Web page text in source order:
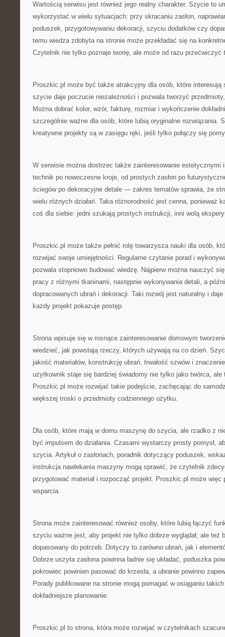
Wartością serwisu jest również jego realny charakter. Szycie to
wykorzystać w wielu sytuacjach: przy skracaniu zasłon,
poduszek, przygotowywaniu dekoracji, szyciu dodatków czy
temu wiedza zdobyta na stronie może przekładać się na
Czytelnik nie tylko poznaje teorię, ale może od razu przećwiczyć
Proszkic.pl może być także atrakcyjny dla osób, które interesują
szycie daje poczucie niezależności i pozwala tworzyć
Można dobrać kolor, wzór, fakturę, rozmiar i wykończenie
szczególnie ważne dla osób, które lubią oryginalne rozwiązania.
kreatywne projekty są w zasięgu ręki, jeśli tylko połączy się
W serwisie można dostrzec także zainteresowanie estetycznymi
technik po nowoczesne kroje, od prostych zasłon po
ściegów po dekoracyjne detale — zakres tematów sprawia, że
wielu różnych działań. Taka różnorodność jest cenna, ponieważ
coś dla siebie: jedni szukają prostych instrukcji, inni wolą
Proszkic.pl może także pełnić rolę towarzysza nauki dla osób,
rozwijać swoje umiejętności. Regularne czytanie porad i
pozwala stopniowo budować wiedzę. Najpierw można nauczyć
pracy z różnymi tkaninami, następnie wykonywania detali, a
dopracowanych ubrań i dekoracji. Taki rozwój jest naturalny i
każdy projekt pokazuje postęp.
Strona wpisuje się w rosnące zainteresowanie domowym
wiedzieć, jak powstają rzeczy, których używają na co dzień.
jakość materiałów, konstrukcję ubrań, trwałość szwów i
użytkownik staje się bardziej świadomy nie tylko jako twórca, ale
Proszkic.pl może rozwijać takie podejście, zachęcając do
większej troski o przedmioty codziennego użytku.
Dla osób, które mają w domu maszynę do szycia, ale rzadko z
być impulsem do działania. Czasami wystarczy prosty pomysł,
szycia. Artykuł o zasłonach, poradnik dotyczący poduszek,
instrukcja nawlekania maszyny mogą sprawić, że czytelnik
przygotować materiał i rozpocząć projekt. Proszkic.pl może więc
wsparcia.
Strona może zainteresować również osoby, które lubią łączyć
szyciu ważne jest, aby projekt nie tylko dobrze wyglądał, ale też
dopasowany do potrzeb. Dotyczy to zarówno ubrań, jak i
Dobrze uszyta zasłona powinna ładnie się układać, poduszka
pokrowiec powinien pasować do krzesła, a ubranie powinno
Porady publikowane na stronie mogą pomagać w osiąganiu
dokładniejsze planowanie.
Proszkic.pl to strona, która może rozwijać w czytelnikach